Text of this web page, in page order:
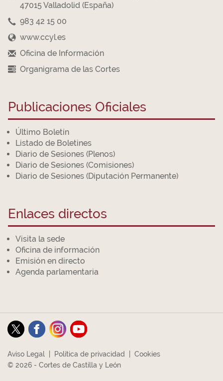
47015 Valladolid (España)
983 42 15 00
www.ccyl.es
Oficina de Información
Organigrama de las Cortes
Publicaciones Oficiales
Último Boletín
Listado de Boletines
Diario de Sesiones (Plenos)
Diario de Sesiones (Comisiones)
Diario de Sesiones (Diputación Permanente)
Enlaces directos
Visita la sede
Oficina de información
Emisión en directo
Agenda parlamentaria
Aviso Legal Política de privacidad
Cookies
© 2026 - Cortes de Castilla y León